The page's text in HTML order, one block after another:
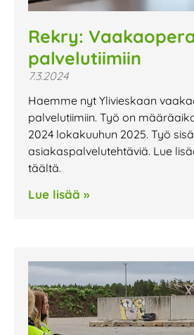
Rekry:
palvelutiimiin
7.3.2024
Haemme nyt Ylivieskaan
palvelutiimiin. Työ on
2024 lokakuuhun 2025. Työ
asiakaspalvelutehtäviä. Lue
täältä.
Lue lisää »